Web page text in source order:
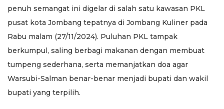
penuh semangat ini digelar di salah satu kawasan PKL
pusat kota Jombang tepatnya di Jombang Kuliner pada
Rabu malam (27/11/2024). Puluhan PKL tampak
berkumpul, saling berbagi makanan dengan membuat
tumpeng sederhana, serta memanjatkan doa agar
Warsubi-Salman benar-benar menjadi bupati dan wakil
bupati yang terpilih.